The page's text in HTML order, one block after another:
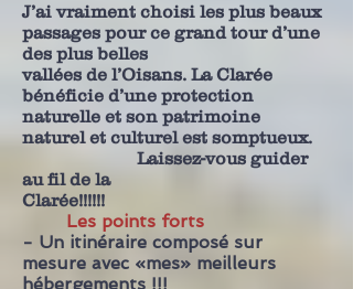
J’ai vraiment choisi les plus beaux
passages pour ce grand tour d’une
des plus belles
vallées de l’Oisans. La Clarée
bénéficie d’une protection
naturelle et son patrimoine
naturel et culturel est somptueux.
Laissez-vous guider
au fil de la
Clarée!!!!!!
Les points forts
- Un itinéraire composé sur
mesure avec «mes» meilleurs
hébergements !!!